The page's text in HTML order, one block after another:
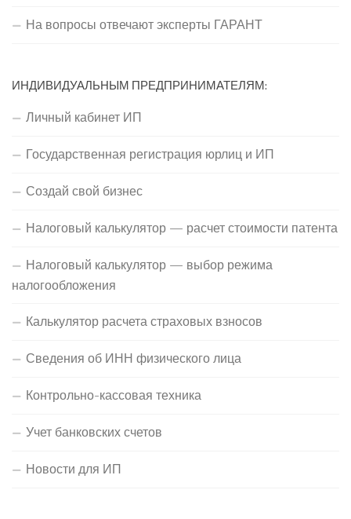
На вопросы отвечают эксперты ГАРАНТ
ИНДИВИДУАЛЬНЫМ ПРЕДПРИНИМАТЕЛЯМ:
Личный кабинет ИП
Государственная регистрация юрлиц и ИП
Создай свой бизнес
Налоговый калькулятор — расчет стоимости патента
Налоговый калькулятор — выбор режима
налогообложения
Калькулятор расчета страховых взносов
Сведения об ИНН физического лица
Контрольно-кассовая техника
Учет банковских счетов
Новости для ИП